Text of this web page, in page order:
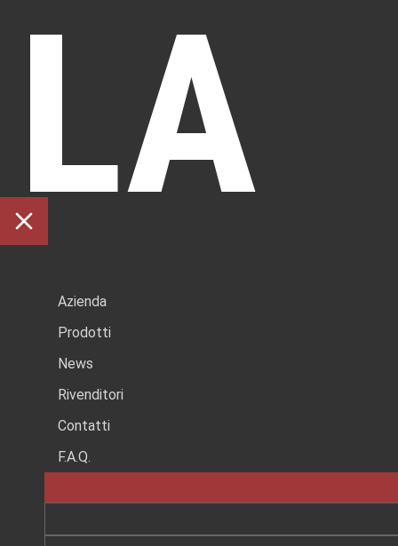
Azienda
Prodotti
News
Rivenditori
Contatti
F.A.Q.
LA